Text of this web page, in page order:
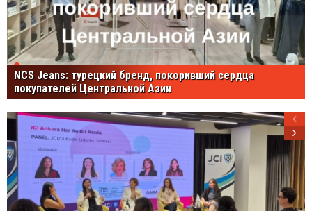
NCS Jeans: турецкий бренд, покоривший сердца
покупателей Центральной Азии